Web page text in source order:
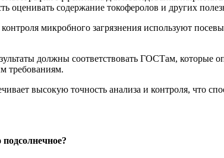
оценивать содержание токоферолов и других
микробного загрязнения используют
должны соответствовать ГОСТам, которые
требованиям.
высокую точность анализа и контроля, что